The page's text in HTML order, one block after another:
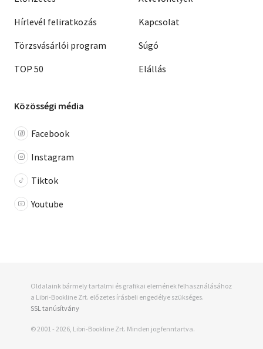
Hírlevél feliratkozás
Törzsvásárlói program
TOP 50
Kapcsolat
Súgó
Elállás
Közösségi média
Facebook
Instagram
Tiktok
Youtube
Oldalaink bármely tartalmi és grafikai elemének felhasználásához
a Libri-Bookline Zrt. előzetes írásbeli engedélye szükséges.
SSL tanúsítvány
© 2001 - 2026, Libri-Bookline Zrt. Minden jog fenntartva.